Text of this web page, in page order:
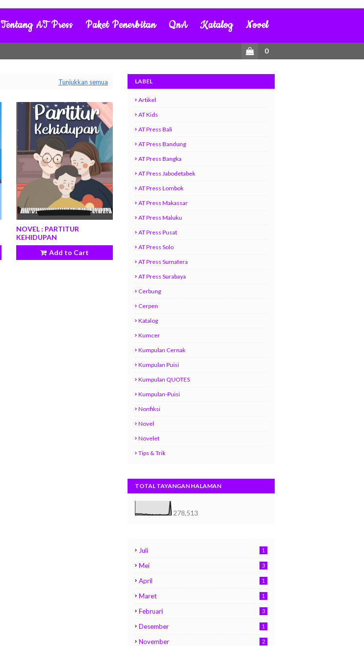
Tentang AT Press Paket Penerbitan QnA Katalog Novel
0
Tunjukkan semua
NOVEL : PARTITUR
KEHIDUPAN
Add to Cart
LABEL
Artikel
AT Kids
AT Press Bali
AT Press Bandung
AT Press Bangka
AT Press Jabodetabek
AT Press Lombok
AT Press Makassar
AT Press Maluku
AT Press Pusat
AT Press Solo
AT Press Sumatera
AT Press Surabaya
Cerbung
Cerpen
Katalog
Kumcer
Kumpulan Cernak
Kumpulan Puisi
Kumpulan QUOTES
Kumpulan-Puisi
Nonfiksi
Novel
Novelet
Tips & Trik
TOTAL TAYANGAN HALAMAN
278,513
Juli 1
Mei 3
April 1
Maret 1
Februari 3
Desember 1
November 2